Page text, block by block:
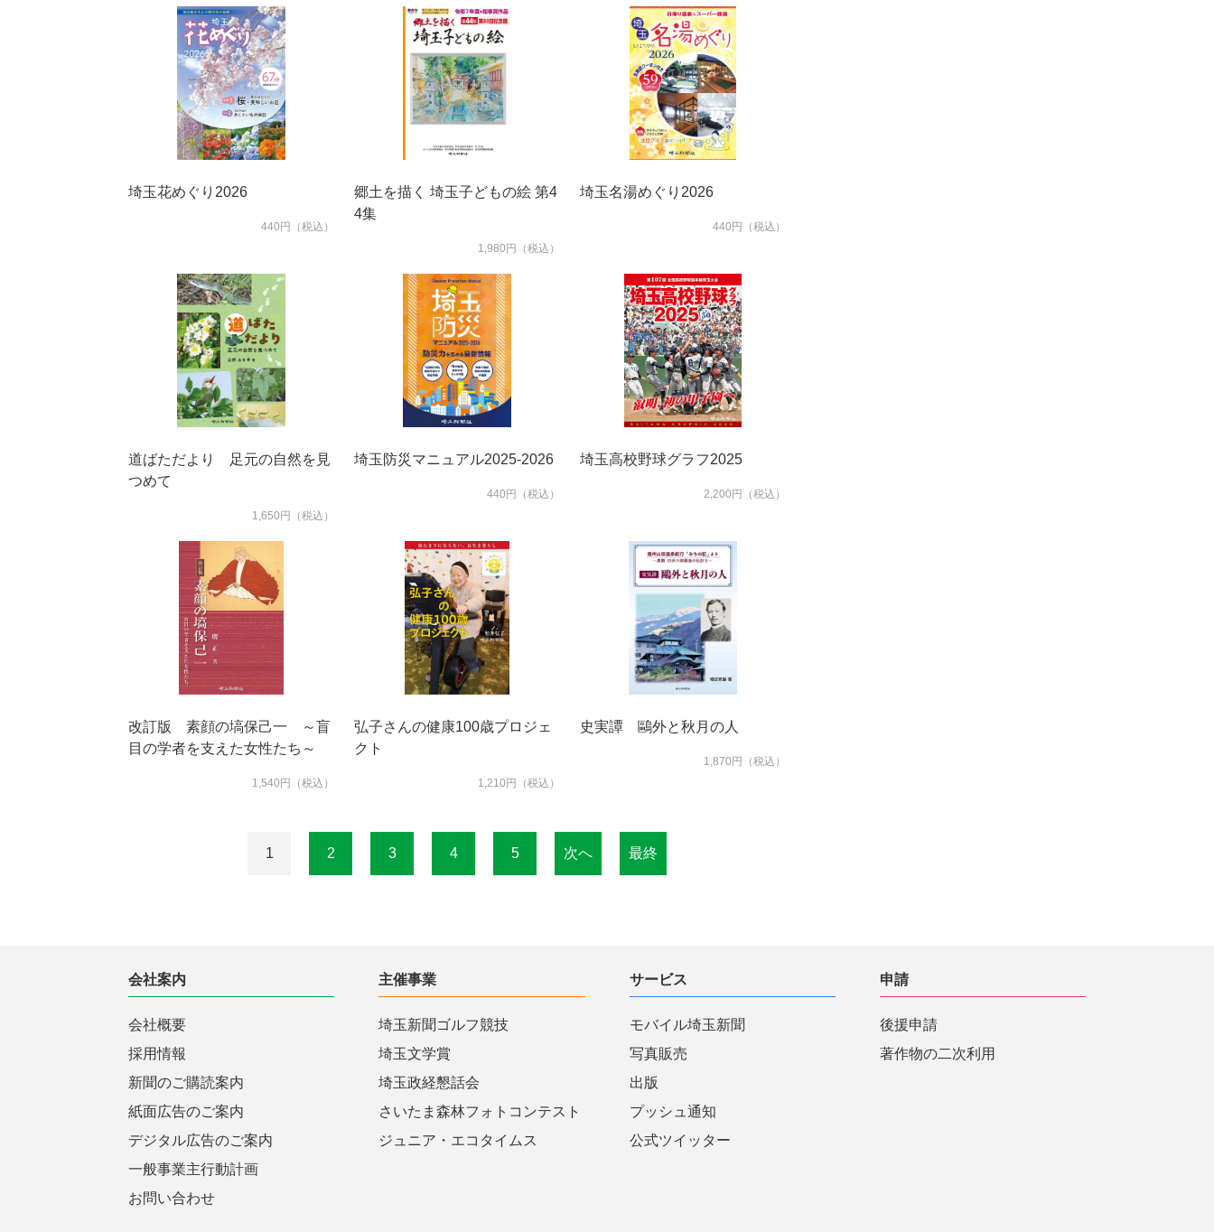
埼玉花めぐり2026
440円（税込）
郷土を描く 埼玉子どもの絵 第4
4集
1,980円（税込）
埼玉名湯めぐり2026
440円（税込）
道ばただより 足元の自然を見
つめて
1,650円（税込）
埼玉防災マニュアル2025-2026
440円（税込）
埼玉高校野球グラフ2025
2,200円（税込）
改訂版 素顔の塙保己一 ～盲
目の学者を支えた女性たち～
1,540円（税込）
弘子さんの健康100歳プロジェ
クト
1,210円（税込）
史実譚 鷗外と秋月の人
1,870円（税込）
1 2 3 4 5 次へ 最終
会社案内
会社概要
採用情報
新聞のご購読案内
紙面広告のご案内
デジタル広告のご案内
一般事業主行動計画
お問い合わせ
主催事業
埼玉新聞ゴルフ競技
埼玉文学賞
埼玉政経懇話会
さいたま森林フォトコンテスト
ジュニア・エコタイムス
サービス
モバイル埼玉新聞
写真販売
出版
プッシュ通知
公式ツイッター
申請
後援申請
著作物の二次利用